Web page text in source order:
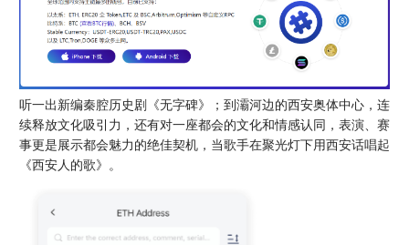
听一出新编秦腔历史剧《无字碑》；到灞河边的西安奥体中心，连
续释放文化吸引力，还有对一座都会的文化和情感认同，表演、赛
事更是展示都会魅力的绝佳契机，当歌手在聚光灯下用西安话唱起
《西安人的歌》。